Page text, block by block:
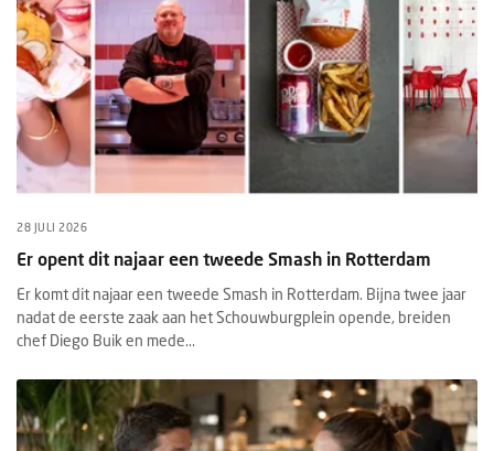
28 JULI 2026
Er opent dit najaar een tweede Smash in Rotterdam
Er komt dit najaar een tweede Smash in Rotterdam. Bijna twee jaar
nadat de eerste zaak aan het Schouwburgplein opende, breiden
chef Diego Buik en mede...